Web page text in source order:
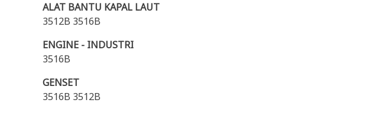
ALAT BANTU KAPAL LAUT
3512B 3516B
ENGINE - INDUSTRI
3516B
GENSET
3516B 3512B